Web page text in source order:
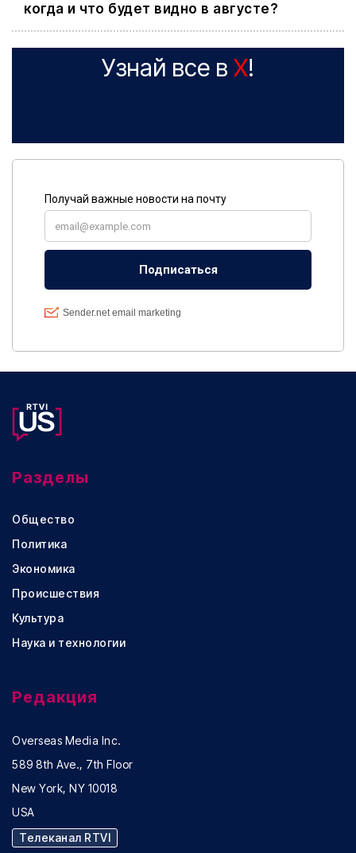
когда и что будет видно в августе?
Узнай все в X!
Разделы
Общество
Политика
Экономика
Происшествия
Культура
Наука и технологии
Редакция
Overseas Media Inc.
589 8th Ave., 7th Floor
New York, NY 10018
USA
Телеканал RTVI